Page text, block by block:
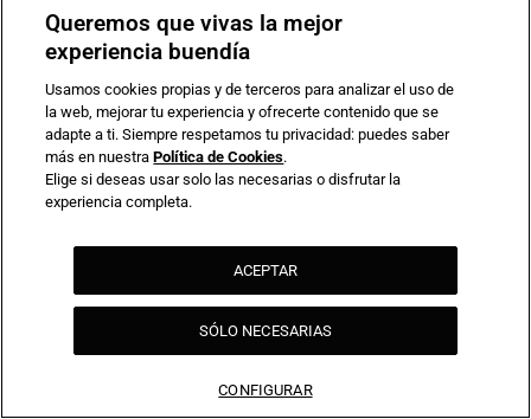
secondary
Quiénes somos
Queremos que vivas la mejor
experiencia buendía
Usamos cookies propias y de terceros para analizar el uso de
la web, mejorar tu experiencia y ofrecerte contenido que se
adapte a ti. Siempre respetamos tu privacidad: puedes saber
más en nuestraPolítica de Cookies.
Elige si deseas usar solo las necesarias o disfrutar la
experiencia completa.
ACEPTAR
SÓLO NECESARIAS
CONFIGURAR